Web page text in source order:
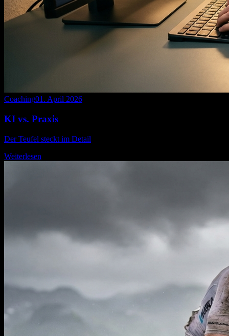
Coaching01. April 2026
KI vs. Praxis
Der Teufel steckt im Detail
Weiterlesen